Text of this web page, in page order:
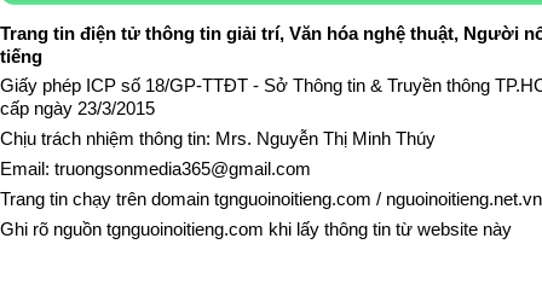
Trang tin điện tử thông tin giải trí, Văn hóa nghệ thuật, Người
tiếng
Giấy phép ICP số 18/GP-TTĐT - Sở Thông tin & Truyền thông
cấp ngày 23/3/2015
Chịu trách nhiệm thông tin: Mrs. Nguyễn Thị Minh Thúy
Email: truongsonmedia365@gmail.com
Trang tin chạy trên domain tgnguoinoitieng.com / nguoinoitieng.net.vn
Ghi rõ nguồn tgnguoinoitieng.com khi lấy thông tin từ website này